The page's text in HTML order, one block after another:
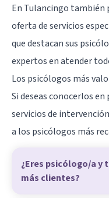
En Tulancingo también
oferta de servicios
que destacan sus
expertos en atender
Los psicólogos más
Si deseas conocerlos
servicios de
a los psicólogos más
¿Eres psicólogo/a y
más clientes?